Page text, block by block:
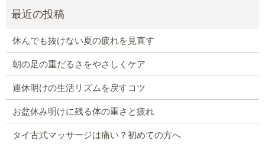
休んでも抜けない夏の疲れを見直す
朝の足の重だるさをやさしくケア
連休明けの生活リズムを戻すコツ
お盆休み明けに残る体の重さと疲れ
タイ古式マッサージは痛い？初めての方へ